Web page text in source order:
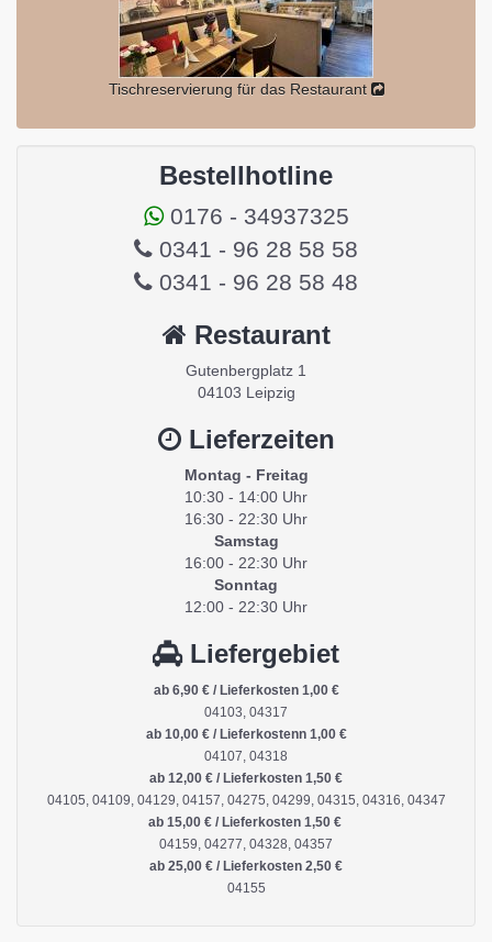
Tischreservierung für das Restaurant
Bestellhotline
0176 - 34937325
0341 - 96 28 58 58
0341 - 96 28 58 48
Restaurant
Gutenbergplatz 1
04103 Leipzig
Lieferzeiten
Montag - Freitag
10:30 - 14:00 Uhr
16:30 - 22:30 Uhr
Samstag
16:00 - 22:30 Uhr
Sonntag
12:00 - 22:30 Uhr
Liefergebiet
ab 6,90 € / Lieferkosten 1,00 €
04103, 04317
ab 10,00 € / Lieferkostenn 1,00 €
04107, 04318
ab 12,00 € / Lieferkosten 1,50 €
04105, 04109, 04129, 04157, 04275, 04299, 04315, 04316, 04347
ab 15,00 € / Lieferkosten 1,50 €
04159, 04277, 04328, 04357
ab 25,00 € / Lieferkosten 2,50 €
04155